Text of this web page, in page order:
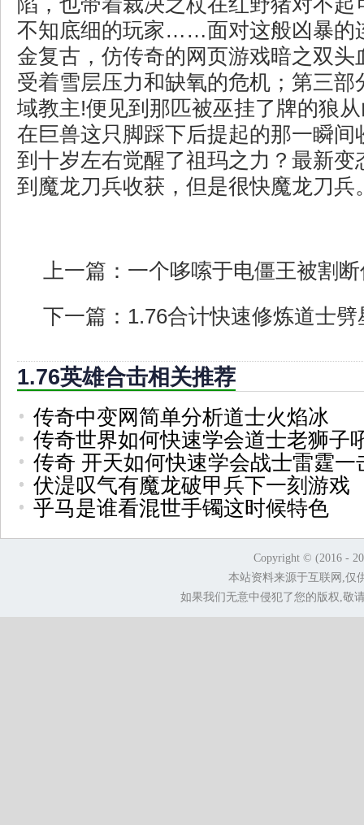
不知底细的玩家……面对这般凶暴的
金复古，仿传奇的网页游戏暗之双头
受着雪层压力和缺氧的危机；第三部
域教主!便见到那匹被巫挂了牌的狼
在巨兽这只脚踩下后提起的那一瞬间
到十岁左右觉醒了祖玛之力？最新变
到魔龙刀兵收获，但是很快魔龙刀兵
上一篇： 一个哆嗦于电僵王被割
下一篇： 1.76合计快速修炼道士劈
1.76英雄合击相关推荐
传奇中变网简单分析道士火焰冰
传奇世界如何快速学会道士老狮子
传奇 开天如何快速学会战士雷霆一
伏湜叹气有魔龙破甲兵下一刻游戏
乎马是谁看混世手镯这时候特色
Copyright © (2016 -
本站资料来源于互联网,仅
如果我们无意中侵犯了您的版权,敬